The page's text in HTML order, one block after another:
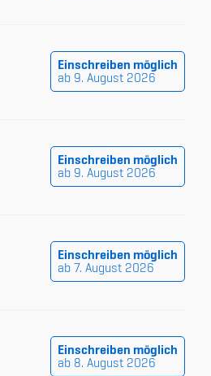
Einschreiben möglich
ab 9. August 2026
Einschreiben möglich
ab 9. August 2026
Einschreiben möglich
ab 7. August 2026
Einschreiben möglich
ab 8. August 2026